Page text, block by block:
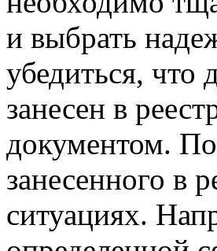
и выбрать
убедиться, что
занесен в
документом.
занесенного в
ситуациях.